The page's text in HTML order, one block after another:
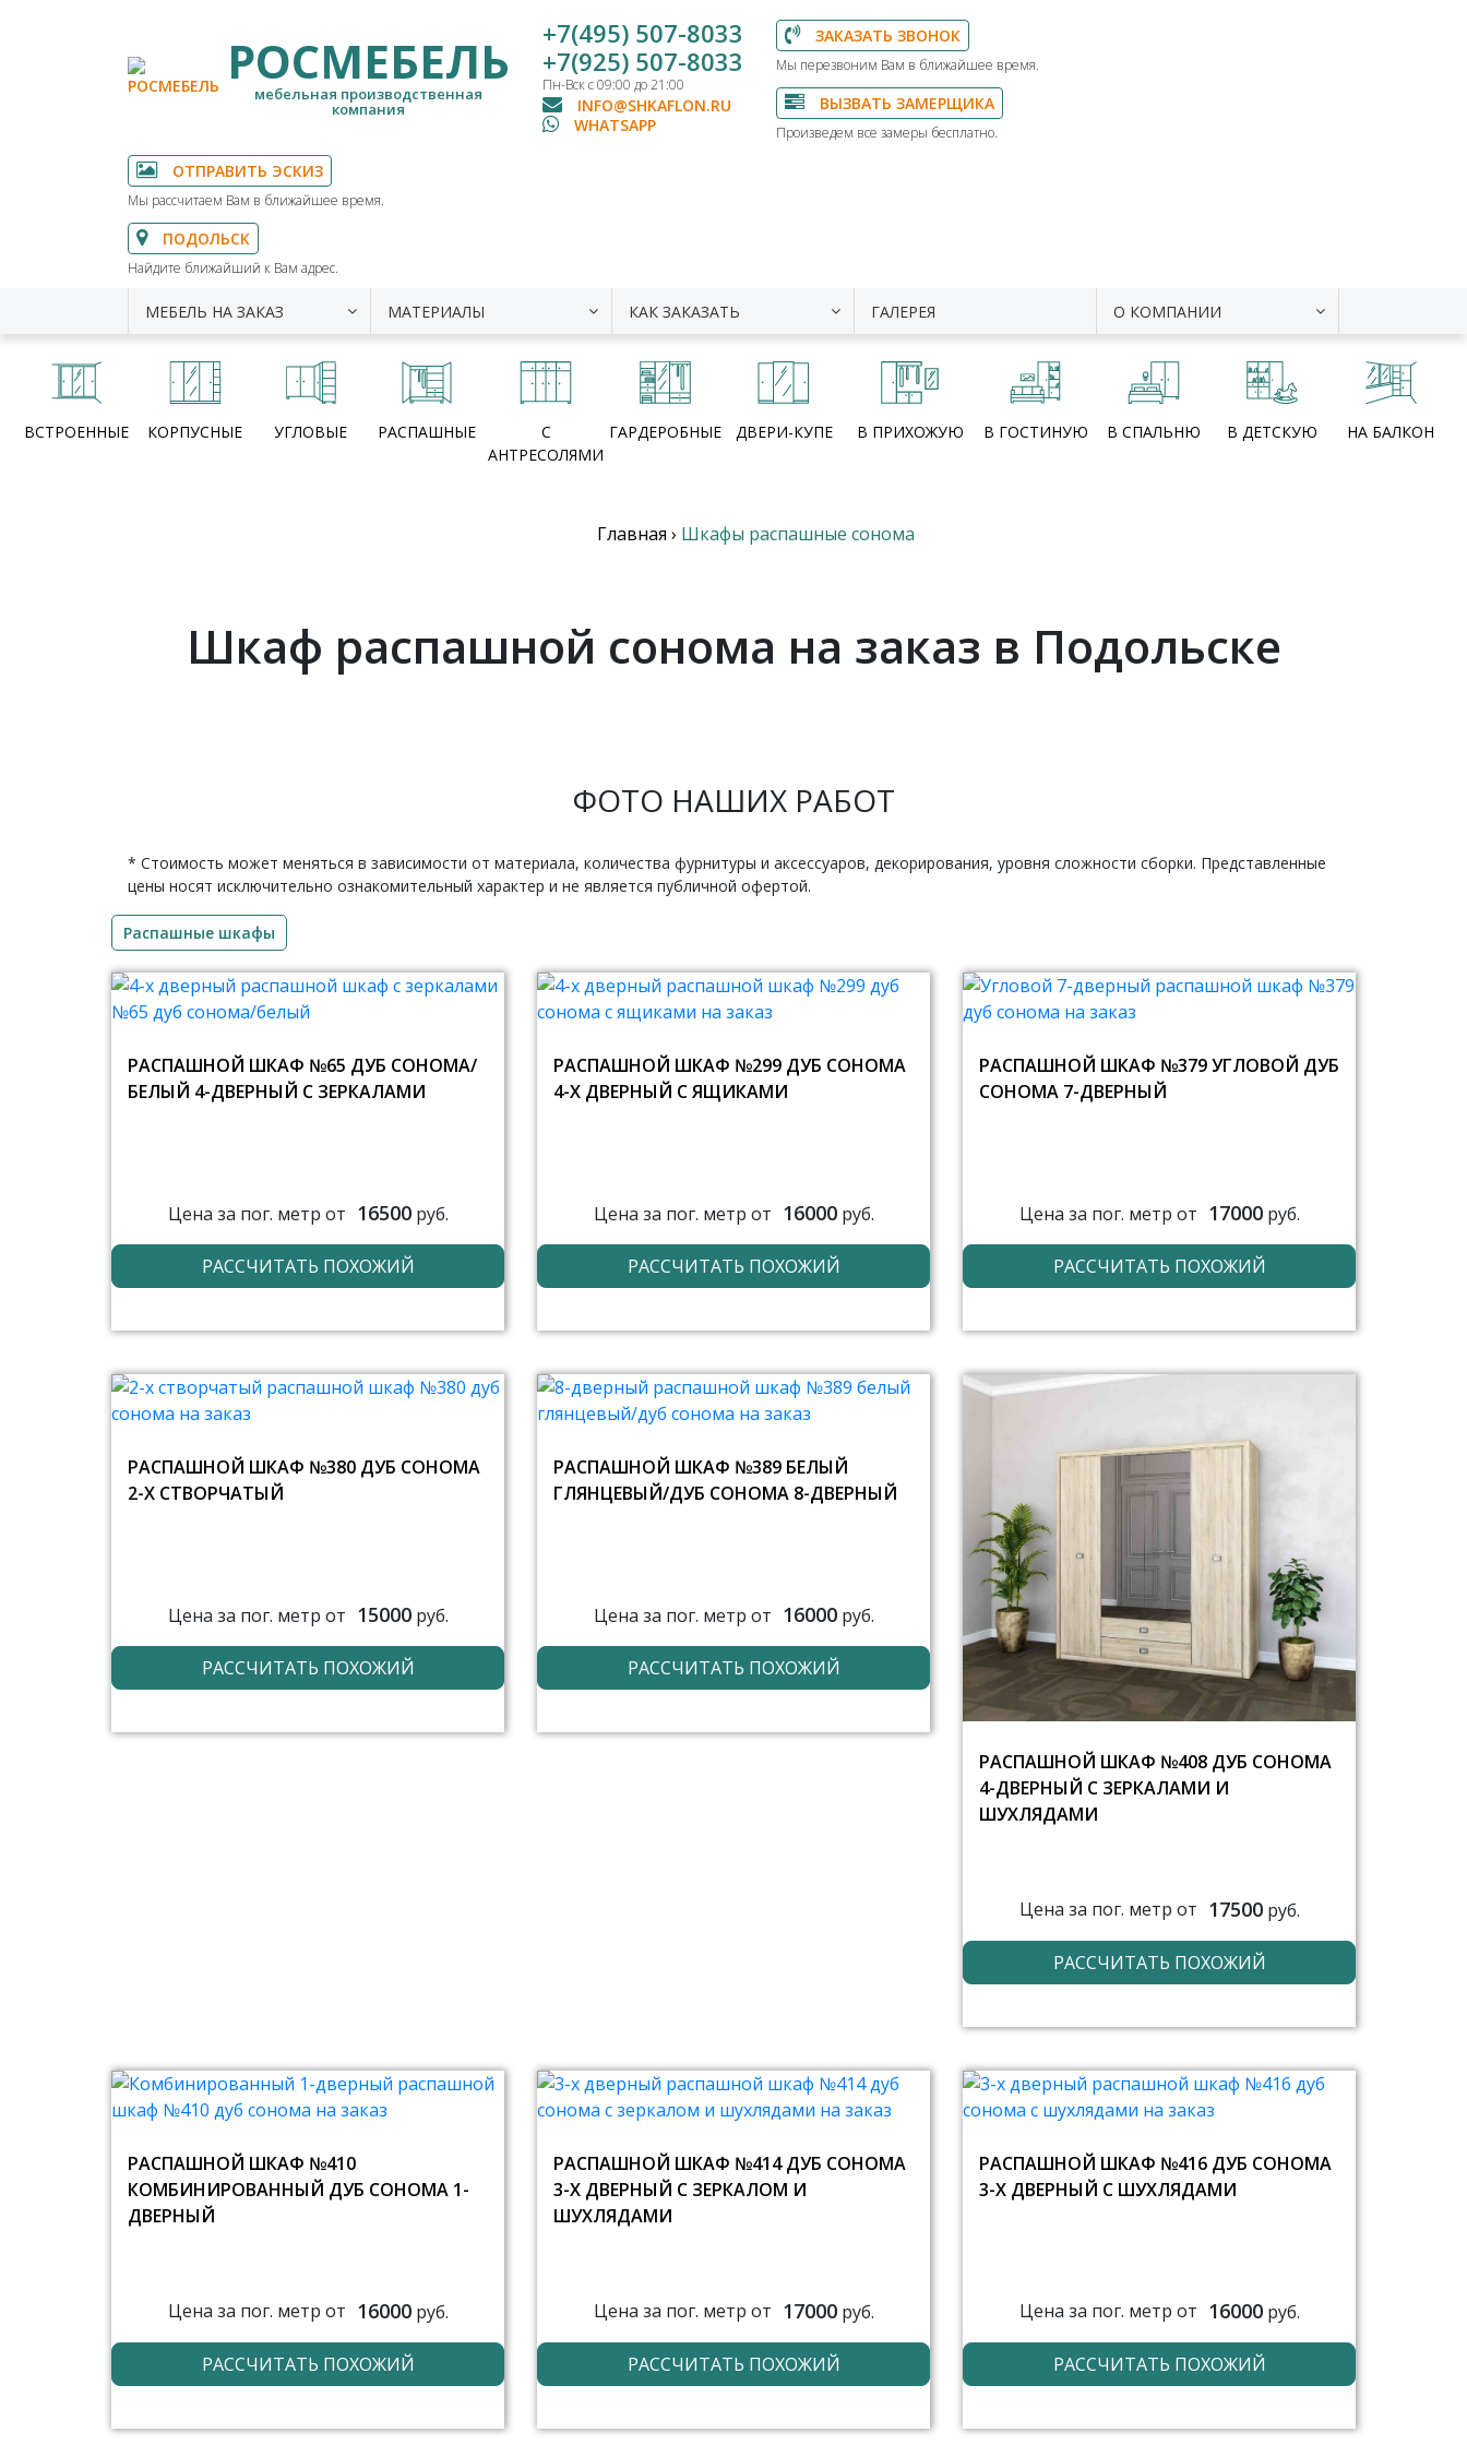
РОСМЕБЕЛЬ
мебельная производственная
компания
+7(495) 507-8033
+7(925) 507-8033
Пн-Вск с 09:00 до 21:00
INFO@SHKAFLON.RU
WHATSAPP
ЗАКАЗАТЬ ЗВОНОК
Мы перезвоним Вам в ближайшее время.
ВЫЗВАТЬ ЗАМЕРЩИКА
Произведем все замеры бесплатно.
ОТПРАВИТЬ ЭСКИЗ
Мы рассчитаем Вам в ближайшее время.
ПОДОЛЬСК
Найдите ближайший к Вам адрес.
МЕБЕЛЬ НА ЗАКАЗ МАТЕРИАЛЫ КАК ЗАКАЗАТЬ ГАЛЕРЕЯ О КОМПАНИИ
ВСТРОЕННЫЕ КОРПУСНЫЕ УГЛОВЫЕ РАСПАШНЫЕ
С
АНТРЕСОЛЯМИ
ГАРДЕРОБНЫЕ ДВЕРИ-КУПЕ В ПРИХОЖУЮ В ГОСТИНУЮ В СПАЛЬНЮ В ДЕТСКУЮ НА БАЛКОН
Главная › Шкафы распашные сонома
Шкаф распашной сонома на заказ в Подольске
ФОТО НАШИХ РАБОТ
* Стоимость может меняться в зависимости от материала, количества фурнитуры и аксессуаров, декорирования, уровня сложности сборки. Представленные
цены носят исключительно ознакомительный характер и не является публичной офертой.
Распашные шкафы
РАСПАШНОЙ ШКАФ №65 ДУБ СОНОМА/
БЕЛЫЙ 4-ДВЕРНЫЙ С ЗЕРКАЛАМИ
Цена за пог. метр от 16500руб.
РАССЧИТАТЬ ПОХОЖИЙ
РАСПАШНОЙ ШКАФ №299 ДУБ СОНОМА
4-Х ДВЕРНЫЙ С ЯЩИКАМИ
Цена за пог. метр от 16000руб.
РАССЧИТАТЬ ПОХОЖИЙ
РАСПАШНОЙ ШКАФ №379 УГЛОВОЙ ДУБ
СОНОМА 7-ДВЕРНЫЙ
Цена за пог. метр от 17000руб.
РАССЧИТАТЬ ПОХОЖИЙ
РАСПАШНОЙ ШКАФ №380 ДУБ СОНОМА
2-Х СТВОРЧАТЫЙ
Цена за пог. метр от 15000руб.
РАССЧИТАТЬ ПОХОЖИЙ
РАСПАШНОЙ ШКАФ №389 БЕЛЫЙ
ГЛЯНЦЕВЫЙ/ДУБ СОНОМА 8-ДВЕРНЫЙ
Цена за пог. метр от 16000руб.
РАССЧИТАТЬ ПОХОЖИЙ
РАСПАШНОЙ ШКАФ №408 ДУБ СОНОМА
4-ДВЕРНЫЙ С ЗЕРКАЛАМИ И
ШУХЛЯДАМИ
Цена за пог. метр от 17500руб.
РАССЧИТАТЬ ПОХОЖИЙ
РАСПАШНОЙ ШКАФ №410
КОМБИНИРОВАННЫЙ ДУБ СОНОМА 1-
ДВЕРНЫЙ
Цена за пог. метр от 16000руб.
РАССЧИТАТЬ ПОХОЖИЙ
РАСПАШНОЙ ШКАФ №414 ДУБ СОНОМА
3-Х ДВЕРНЫЙ С ЗЕРКАЛОМ И
ШУХЛЯДАМИ
Цена за пог. метр от 17000руб.
РАССЧИТАТЬ ПОХОЖИЙ
РАСПАШНОЙ ШКАФ №416 ДУБ СОНОМА
3-Х ДВЕРНЫЙ С ШУХЛЯДАМИ
Цена за пог. метр от 16000руб.
РАССЧИТАТЬ ПОХОЖИЙ